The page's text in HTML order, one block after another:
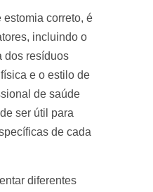
correto, é
incluindo o
dos resíduos
e o estilo de
de saúde
ser útil para
de cada
diferentes